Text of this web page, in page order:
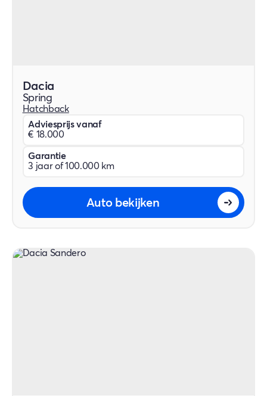
Dacia
Spring
Hatchback
Adviesprijs vanaf
€ 18.000
Garantie
3 jaar of 100.000 km
Auto bekijken